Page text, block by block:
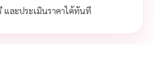
และประเมินราคาได้ทันที